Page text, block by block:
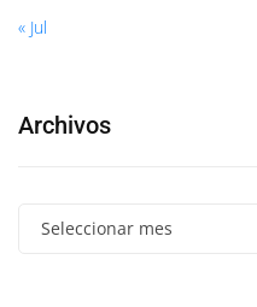
« Jul
Archivos
Seleccionar mes